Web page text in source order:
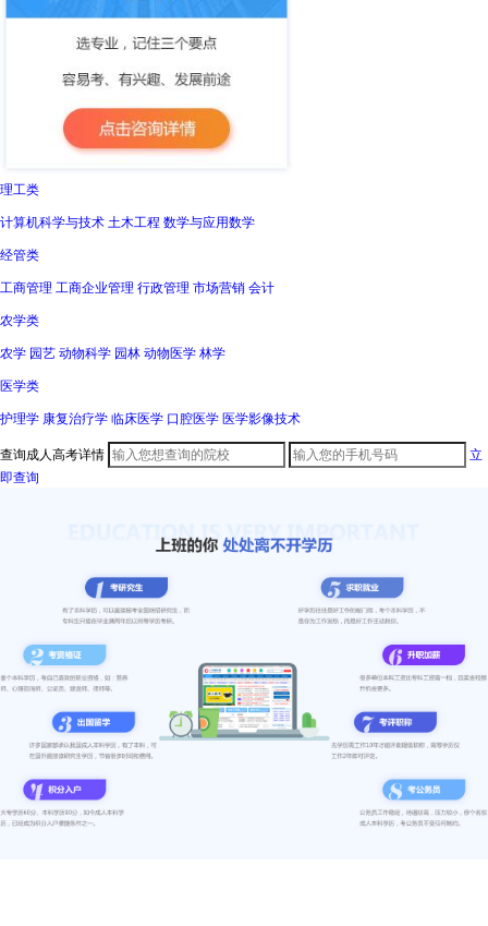
理工类
计算机科学与技术 土木工程 数学与应用数学
经管类
工商管理 工商企业管理 行政管理 市场营销 会计
农学类
农学 园艺 动物科学 园林 动物医学 林学
医学类
护理学 康复治疗学 临床医学 口腔医学 医学影像技术
查询成人高考详情
立
即查询